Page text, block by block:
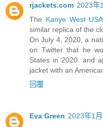
rjackets.com 2023年
The Kanye West
similar replica of the
On July 4, 2020, a
on Twitter that he
States in 2020. and
jacket with an
回覆
Eva Green 2023年1